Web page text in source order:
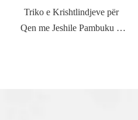
Triko e Krishtlindjeve për
Qen me Jeshile Pambuku të